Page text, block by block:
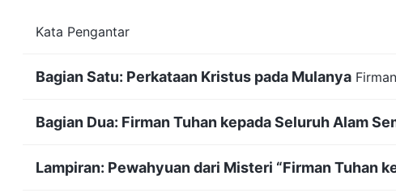
Kata Pengantar
Bagian Satu: Perkataan Kristus pada Mulanya
Bagian Dua: Firman Tuhan kepada Seluruh Alam
Lampiran: Pewahyuan dari Misteri “Firman Tuhan